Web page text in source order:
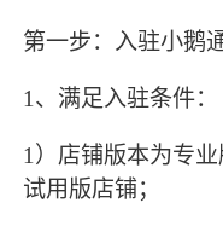
第一步：入驻小鹅
1、满足入驻条件：
1）店铺版本为专
试用版店铺；